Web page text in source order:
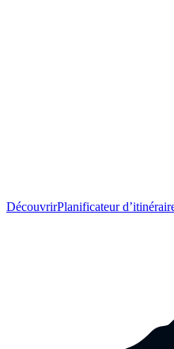
DécouvrirPlanificateur